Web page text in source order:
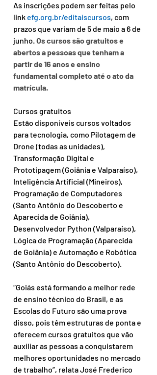
As inscrições podem ser feitas pelo
link efg.org.br/editaiscursos, com
prazos que variam de 5 de maio a 6 de
junho. Os cursos são gratuitos e
abertos a pessoas que tenham a
partir de 16 anos e ensino
fundamental completo até o ato da
matrícula.
Cursos gratuitos
Estão disponíveis cursos voltados
para tecnologia, como Pilotagem de
Drone (todas as unidades),
Transformação Digital e
Prototipagem (Goiânia e Valparaíso),
Inteligência Artificial (Mineiros),
Programação de Computadores
(Santo Antônio do Descoberto e
Aparecida de Goiânia),
Desenvolvedor Python (Valparaíso),
Lógica de Programação (Aparecida
de Goiânia) e Automação e Robótica
(Santo Antônio do Descoberto).
“Goiás está formando a melhor rede
de ensino técnico do Brasil, e as
Escolas do Futuro são uma prova
disso, pois têm estruturas de ponta e
oferecem cursos gratuitos que vão
auxiliar as pessoas a conquistarem
melhores oportunidades no mercado
de trabalho”, relata José Frederico